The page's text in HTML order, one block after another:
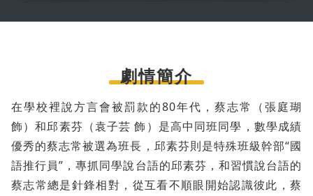
劇情簡介
在學校裡說方言會被罰款的80年代，蔡志常（張庭瑚
飾）和邱素芬（袁子芸 飾）是高中同班同學，數學成績
優秀的蔡志常被選為班長，邱素芬則是特殊班級幹部“國
語推行員”，專抓同學說台語的邱素芬，和習慣說台語的
蔡志常總是針鋒相對，從互看不順眼開始認識彼此，蔡